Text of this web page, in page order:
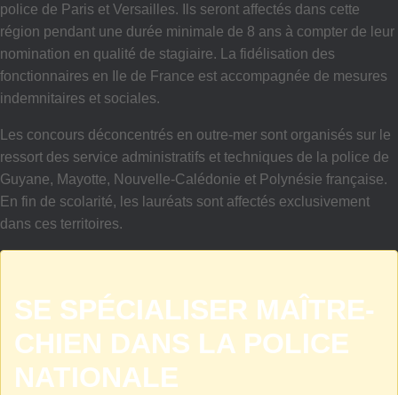
police de Paris et Versailles. Ils seront affectés dans cette
région pendant une durée minimale de 8 ans à compter de leur
nomination en qualité de stagiaire. La fidélisation des
fonctionnaires en Ile de France est accompagnée de mesures
indemnitaires et sociales.
Les concours déconcentrés en outre-mer sont organisés sur le
ressort des service administratifs et techniques de la police de
Guyane, Mayotte, Nouvelle-Calédonie et Polynésie française.
En fin de scolarité, les lauréats sont affectés exclusivement
dans ces territoires.
SE SPÉCIALISER MAÎTRE-
CHIEN DANS LA POLICE
NATIONALE